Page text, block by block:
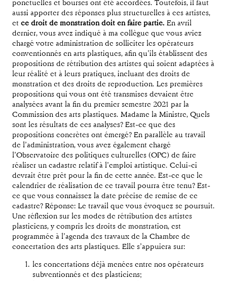
ponctuelles et bourses ont été accordées. Toutefois, il faut
aussi apporter des réponses plus structurelles à ces artistes,
et ce droit de monstration doit en faire partie. En avril
dernier, vous avez indiqué à ma collègue que vous aviez
chargé votre administration de solliciter les opérateurs
conventionnés en arts plastiques, afin qu’ils établissent des
propositions de rétribution des artistes qui soient adaptées à
leur réalité et à leurs pratiques, incluant des droits de
monstration et des droits de reproduction. Les premières
propositions qui vous ont été transmises devaient être
analysées avant la fin du premier semestre 2021 par la
Commission des arts plastiques. Madame la Ministre, Quels
sont les résultats de ces analyses? Est-ce que des
propositions concrètes ont émergé? En parallèle au travail
de l’administration, vous avez également chargé
l’Observatoire des politiques culturelles (OPC) de faire
réaliser un cadastre relatif à l’emploi artistique. Celui-ci
devrait être prêt pour la fin de cette année. Est-ce que le
calendrier de réalisation de ce travail pourra être tenu? Est-
ce que vous connaissez la date précise de remise de ce
cadastre? Réponse: Le travail que vous évoquez se poursuit.
Une réflexion sur les modes de rétribution des artistes
plasticiens, y compris les droits de monstration, est
programmée à l’agenda des travaux de la Chambre de
concertation des arts plastiques. Elle s’appuiera sur:
les concertations déjà menées entre nos opérateurs
subventionnés et des plasticiens;